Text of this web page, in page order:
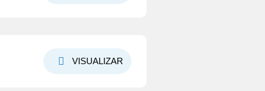
VISUALIZAR